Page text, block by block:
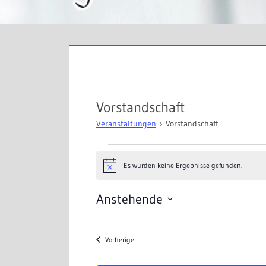
Vorstandschaft
Veranstaltungen Vorstandschaft
Veranstaltungen
HinweisEs wurden keine Ergebnisse gefunden.
Anstehende
Datum
wählen.
VorherigeVeranstaltungen